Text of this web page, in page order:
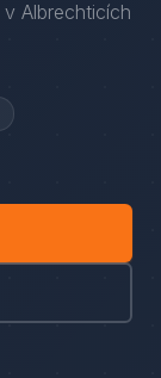
v Albrechticích